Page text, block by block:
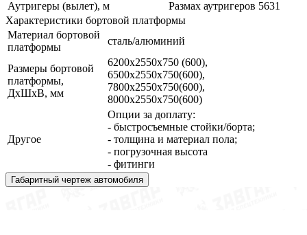
Аутригеры (вылет), м
Размах аутригеров 5631
Характеристики бортовой платформы
Материал бортовой
платформы
сталь/алюминий
Размеры бортовой
платформы,
ДхШхВ, мм
6200х2550х750 (600),
6500х2550х750(600),
7800х2550х750(600),
8000х2550х750(600)
Другое
Опции за доплату:
- быстросъемные стойки/борта;
- толщина и материал пола;
- погрузочная высота
- фитинги
Габаритный чертеж автомобиля